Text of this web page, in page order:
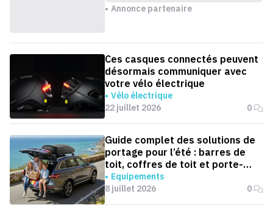
Annonce partenaire
Ces casques connectés peuvent
désormais communiquer avec
votre vélo électrique
Vélo électrique
22 juillet 2026
0
Guide complet des solutions de
portage pour l’été : barres de
toit, coffres de toit et porte-
vélos
Equipements
8 juillet 2026
0